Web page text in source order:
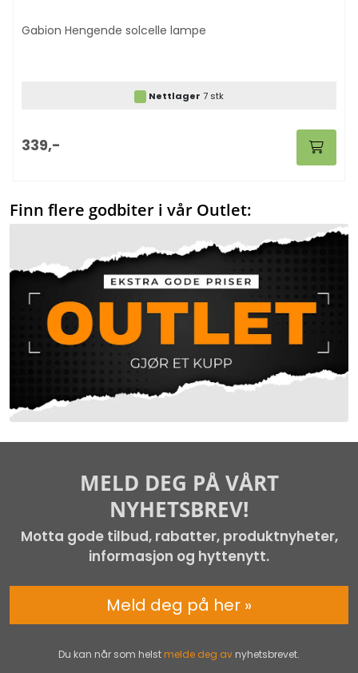
Gabion Hengende solcelle lampe
Nettlager 7 stk
339,-
Finn flere godbiter i vår Outlet:
MELD DEG PÅ VÅRT
NYHETSBREV!
Motta gode tilbud, rabatter, produktnyheter,
informasjon og hyttenytt.
Du kan når som helst melde deg av nyhetsbrevet.
Meld deg på her »